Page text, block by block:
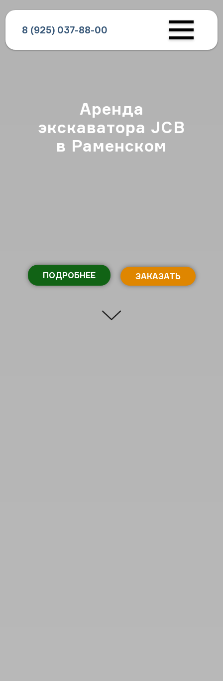
8 (925) 037-88-00
Аренда
экскаватора JCB
в Раменском
ПОДРОБНЕЕ ЗАКАЗАТЬ